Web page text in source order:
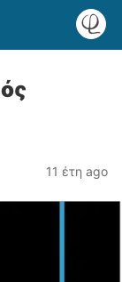
11 έτη ago